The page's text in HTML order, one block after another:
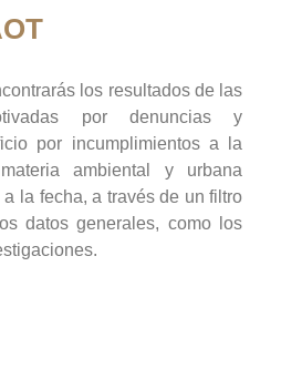
los resultados de las
por denuncias y
por incumplimientos a la
ambiental y urbana
la fecha, a través de un filtro
datos generales, como los